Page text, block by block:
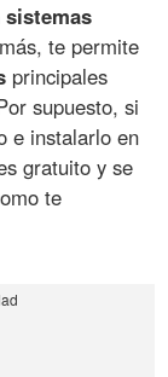
te permite
principales
supuesto, si
e instalarlo en
gratuito y se
te